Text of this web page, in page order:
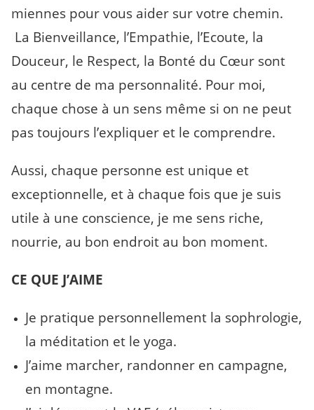
miennes pour vous aider sur votre chemin.
La Bienveillance, l’Empathie, l’Ecoute, la
Douceur, le Respect, la Bonté du Cœur sont
au centre de ma personnalité. Pour moi,
chaque chose à un sens même si on ne peut
pas toujours l’expliquer et le comprendre.
Aussi, chaque personne est unique et
exceptionnelle, et à chaque fois que je suis
utile à une conscience, je me sens riche,
nourrie, au bon endroit au bon moment.
CE QUE J’AIME
Je pratique personnellement la sophrologie,
la méditation et le yoga.
J’aime marcher, randonner en campagne,
en montagne.